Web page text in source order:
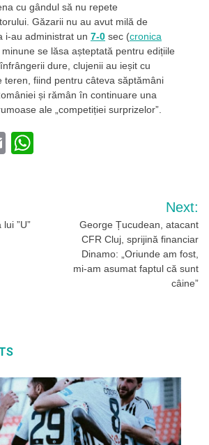
cu gândul să nu repete
Găzarii nu au avut milă de
i-au administrat un 7-0 sec (cronica
se lăsa așteptată pentru edițiile
dure, clujenii au ieșit cu
teren, fiind pentru câteva săptămâni
și rămân în continuare una
ale „competiției surprizelor”.
Email
”U”
Next:
George Țucudean, atacant
CFR Cluj, sprijină financiar
Dinamo: „Oriunde am fost,
mi-am asumat faptul că sunt
câine”